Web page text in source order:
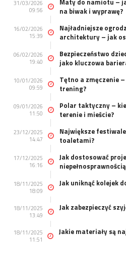
31/03/2026
09:56
Maty do namiotu –
na biwak i wyprawę?
16/02/2026
15:39
Najładniejsze
architektury – jak
06/02/2026
19:40
Bezpieczeństwo
jako kluczowa
10/01/2026
09:59
Tętno a zmęczenie
trening?
09/01/2026
11:50
Polar taktyczny –
terenie i mieście?
23/12/2025
14:47
Największe
toaletami?
17/12/2025
16:16
Jak dostosować
18/11/2025
18:09
Jak uniknąć kolejek
18/11/2025
13:49
Jak zabezpieczyć
18/11/2025
11:51
Jakie materiały są